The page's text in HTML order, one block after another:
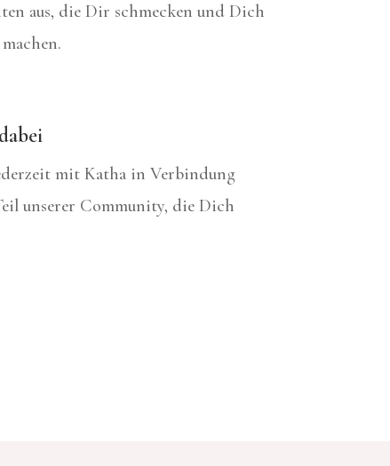
aus, die Dir schmecken und Dich
mit Katha in Verbindung
unserer Community, die Dich